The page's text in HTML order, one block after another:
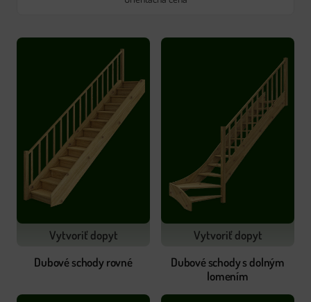
Vytvoriť dopyt
Dubové schody rovné
Vytvoriť dopyt
Dubové schody s dolným
lomením